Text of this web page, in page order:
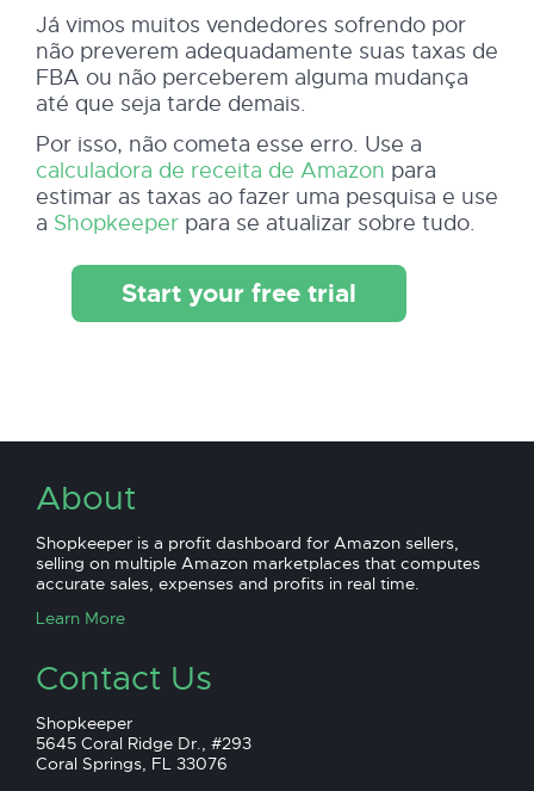
Já vimos muitos vendedores sofrendo por
não preverem adequadamente suas taxas de
FBA ou não perceberem alguma mudança
até que seja tarde demais.
Por isso, não cometa esse erro. Use a
calculadora de receita de Amazon para
estimar as taxas ao fazer uma pesquisa e use
a Shopkeeper para se atualizar sobre tudo.
Start your free trial
About
Shopkeeper is a profit dashboard for Amazon sellers,
selling on multiple Amazon marketplaces that computes
accurate sales, expenses and profits in real time.
Learn More
Contact Us
Shopkeeper
5645 Coral Ridge Dr., #293
Coral Springs, FL 33076